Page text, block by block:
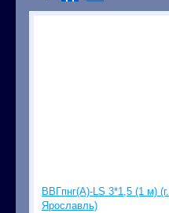
ВВГпнг(А)-LS 3*1,5 (1 м) (г.
Ярославль)